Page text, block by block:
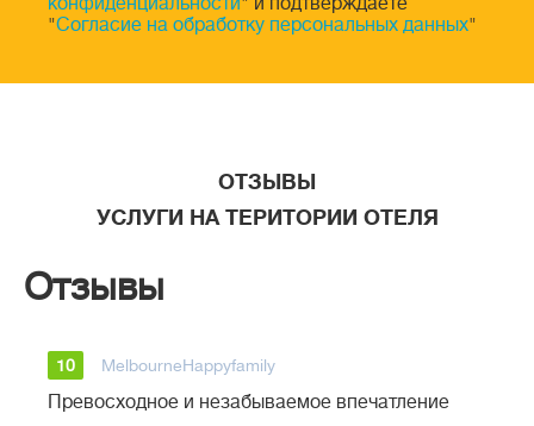
"Согласие на обработку персональных данных"
ОТЗЫВЫ
УСЛУГИ НА ТЕРИТОРИИ ОТЕЛЯ
Отзывы
10 MelbourneHappyfamily
Превосходное и незабываемое впечатление